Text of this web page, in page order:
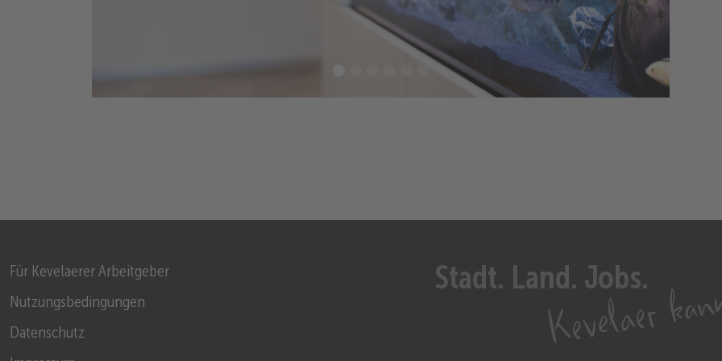
Für Kevelaerer Arbeitgeber
Nutzungsbedingungen
Datenschutz
Stadt. Land. Jobs.
Kevelaer